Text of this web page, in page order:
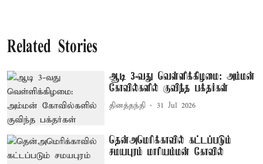
Related Stories
ஆடி 3-வது வெள்ளிக்கிழமை: அம்மன்
கோவில்களில் குவிந்த பக்தர்கள்
தினத்தந்தி 31 Jul 2026
தென்அமெரிக்காவில் கட்டப்படும்
சமயபுரம் மாரியம்மன் கோவில்